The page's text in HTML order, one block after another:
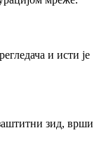
регледача и исти је
аштитни зид, врши